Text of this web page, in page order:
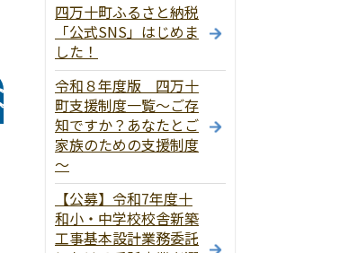
四万十町ふるさと納税
「公式SNS」はじめま
した！
令和８年度版 四万十
町支援制度一覧～ご存
知ですか？あなたとご
家族のための支援制度
～
【公募】令和7年度十
和小・中学校校舎新築
工事基本設計業務委託